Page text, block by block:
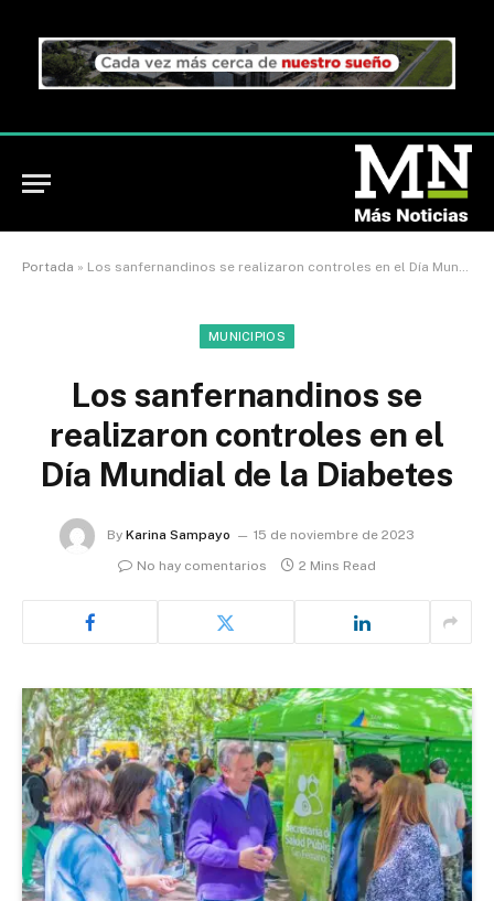
Portada » Los sanfernandinos se realizaron controles en el Día Mundial de la Diabetes
MUNICIPIOS
Los sanfernandinos se
realizaron controles en el
Día Mundial de la Diabetes
By Karina Sampayo
15 de noviembre de 2023
No hay comentarios
2 Mins Read